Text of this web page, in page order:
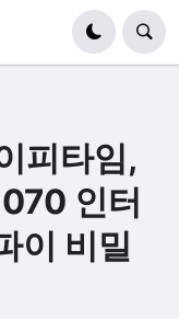
피타임,
인터
이 비밀